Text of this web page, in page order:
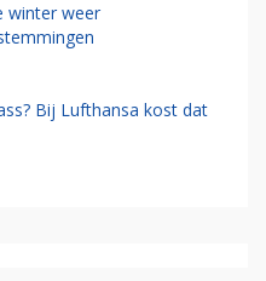
winter weer
Bij Lufthansa kost dat